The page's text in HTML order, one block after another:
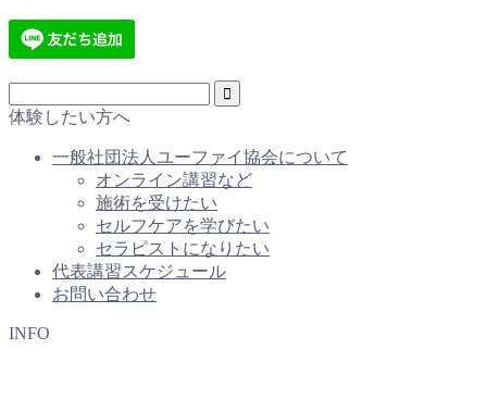
体験したい方へ
一般社団法人ユーファイ協会について
オンライン講習など
施術を受けたい
セルフケアを学びたい
セラピストになりたい
代表講習スケジュール
お問い合わせ
INFO